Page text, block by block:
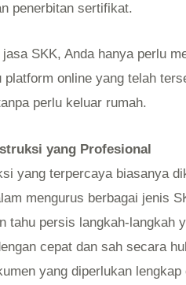
penerbitan sertifikat.
SKK, Anda hanya perlu
online yang telah
perlu keluar rumah.
yang Profesional
yang terpercaya biasanya
mengurus berbagai jenis
tahu persis langkah-langkah
cepat dan sah secara
yang diperlukan